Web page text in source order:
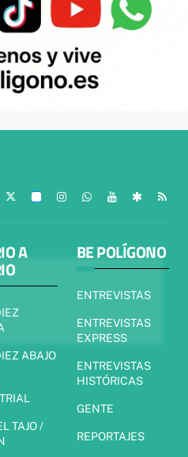
A
ABAJO
TAJO /
BE POLÍGONO
ENTREVISTAS
ENTREVISTAS
EXPRESS
ENTREVISTAS
HISTÓRICAS
GENTE
REPORTAJES